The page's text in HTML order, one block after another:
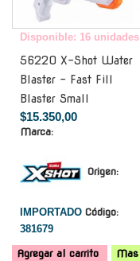
Disponible: 16 unidades
56220 X-Shot Water
Blaster - Fast Fill
Blaster Small
$15.350,00
Marca:
Origen:
IMPORTADO Código:
381679
Agregar al carrito Mas